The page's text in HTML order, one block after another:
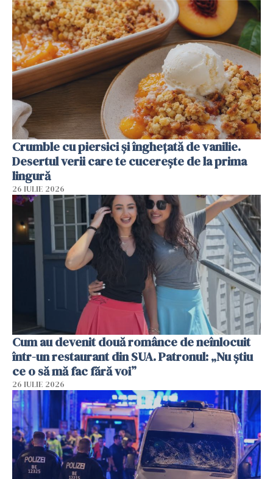
Crumble cu piersici și înghețată de vanilie.
Desertul verii care te cucerește de la prima
lingură
26 IULIE 2026
Cum au devenit două românce de neînlocuit
într-un restaurant din SUA. Patronul: „Nu știu
ce o să mă fac fără voi”
26 IULIE 2026